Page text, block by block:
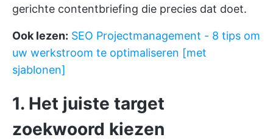
gerichte contentbriefing die precies dat doet.
Ook lezen: SEO Projectmanagement - 8 tips om
uw werkstroom te optimaliseren [met
sjablonen]
1. Het juiste target
zoekwoord kiezen